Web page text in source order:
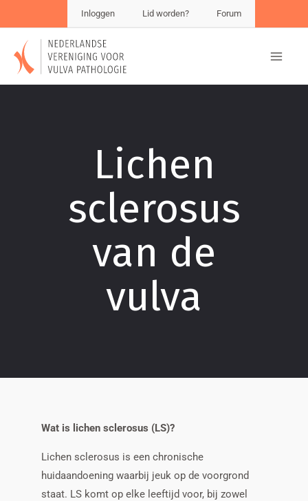
Inloggen Lid worden? Forum
Lichen
sclerosus
van de
vulva
Wat is lichen sclerosus (LS)?
Lichen sclerosus is een chronische
huidaandoening waarbij jeuk op de voorgrond
staat. LS komt op elke leeftijd voor, bij zowel